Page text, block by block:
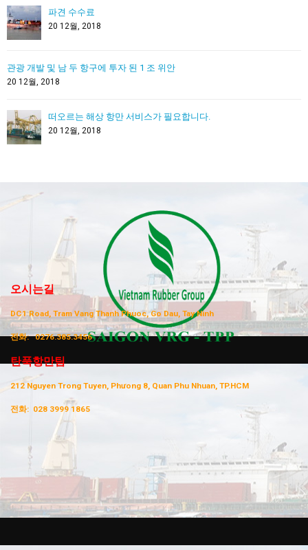
파견 수수료
20 12월, 2018
관광 개발 및 남 두 항구에 투자 된 1 조 위안
20 12월, 2018
떠오르는 해상 항만 서비스가 필요합니다.
20 12월, 2018
오시는길
DC1 Road, Tram Vang Thanh Phuoc, Go Dau, Tay Ninh
전화: 0276.385.3456
탄푹항만팀
212 Nguyen Trong Tuyen, Phưong 8, Quan Phu Nhuan, TP.HCM
전화: 028 3999 1865